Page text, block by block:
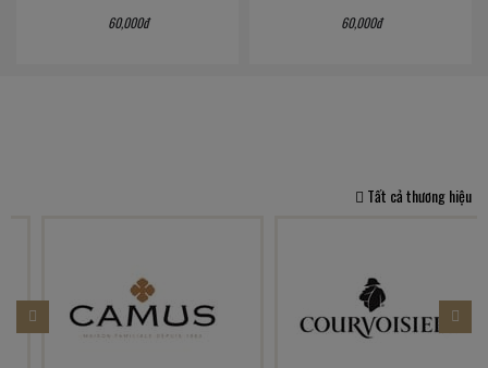
Tất cả thương hiệu